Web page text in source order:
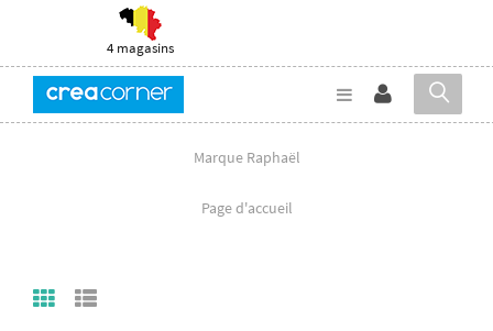
4 magasins
Marque Raphaël
Page d'accueil